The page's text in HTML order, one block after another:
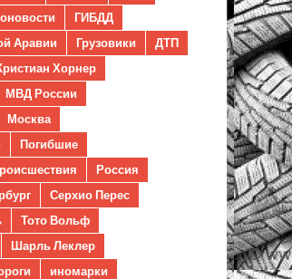
ГИБДД
Аравии
Грузовики
ДТП
Хорнер
МВД России
Москва
Погибшие
Россия
Серхио Перес
Тото Вольф
Шарль Леклер
иномарки